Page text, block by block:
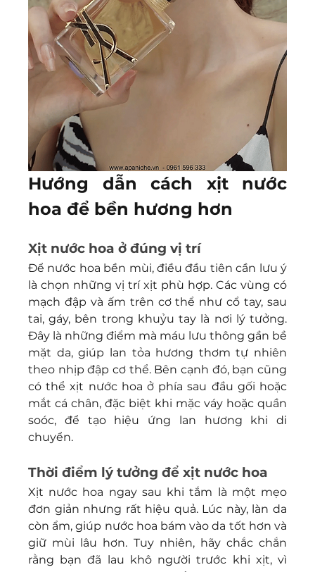
Hướng dẫn cách xịt nước
hoa để bền hương hơn
Xịt nước hoa ở đúng vị trí
Để nước hoa bền mùi, điều đầu tiên cần lưu ý
là chọn những vị trí xịt phù hợp. Các vùng có
mạch đập và ấm trên cơ thể như cổ tay, sau
tai, gáy, bên trong khuỷu tay là nơi lý tưởng.
Đây là những điểm mà máu lưu thông gần bề
mặt da, giúp lan tỏa hương thơm tự nhiên
theo nhịp đập cơ thể. Bên cạnh đó, bạn cũng
có thể xịt nước hoa ở phía sau đầu gối hoặc
mắt cá chân, đặc biệt khi mặc váy hoặc quần
soóc, để tạo hiệu ứng lan hương khi di
chuyển.
Thời điểm lý tưởng để xịt nước hoa
Xịt nước hoa ngay sau khi tắm là một mẹo
đơn giản nhưng rất hiệu quả. Lúc này, làn da
còn ẩm, giúp nước hoa bám vào da tốt hơn và
giữ mùi lâu hơn. Tuy nhiên, hãy chắc chắn
rằng bạn đã lau khô người trước khi xịt, vì